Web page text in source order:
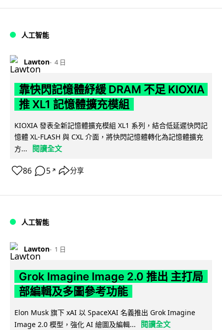
人工智能
Lawton 4 日
靠快閃記憶體紓緩 DRAM 不足 KIOXIA
推 XL1 記憶體擴充模組
KIOXIA 發表全新記憶體擴充模組 XL1 系列，結合低延遲快閃記
憶體 XL-FLASH 與 CXL 介面，將快閃記憶體轉化為記憶體擴充
方...
閱讀全文
86 5 ↗ 分享
人工智能
Lawton 1 日
Grok Imagine Image 2.0 推出 主打局
部編輯及多圖參考功能
Elon Musk 旗下 xAI 以 SpaceXAI 名義推出 Grok Imagine
Image 2.0 模型，強化 AI 繪圖及編輯...
閱讀全文